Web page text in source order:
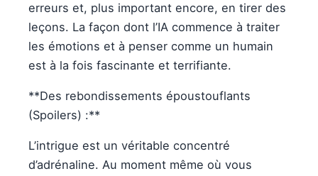
erreurs et, plus important encore, en tirer des
leçons. La façon dont l’IA commence à traiter
les émotions et à penser comme un humain
est à la fois fascinante et terrifiante.
**Des rebondissements époustouflants
(Spoilers) :**
L’intrigue est un véritable concentré
d’adrénaline. Au moment même où vous